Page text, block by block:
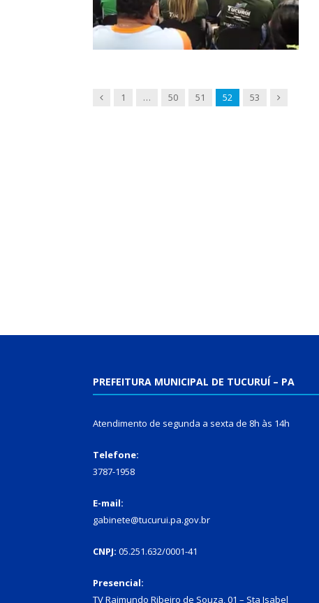
Anterior
1 … 50 51 52 53 Próxima
PREFEITURA MUNICIPAL DE TUCURUÍ – PA
Atendimento de segunda a sexta de 8h às 14h
Telefone:
3787-1958
E-mail:
gabinete@tucurui.pa.gov.br
CNPJ: 05.251.632/0001-41
Presencial:
TV Raimundo Ribeiro de Souza, 01 – Sta Isabel